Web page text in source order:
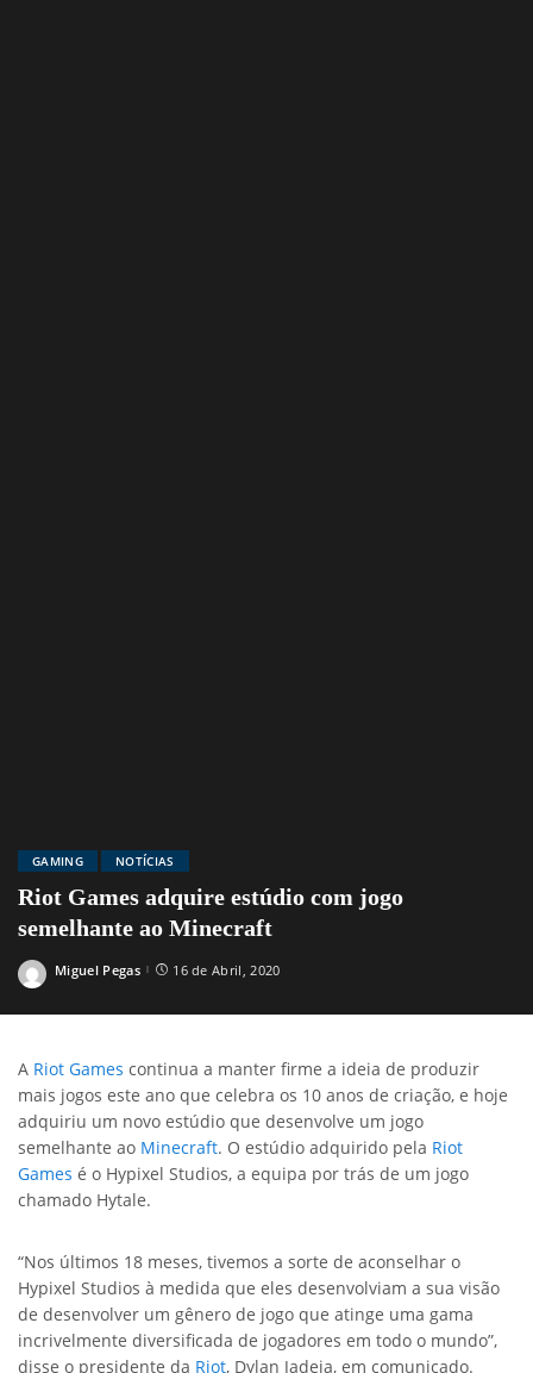
GAMING NOTÍCIAS
Riot Games adquire estúdio com jogo
semelhante ao Minecraft
Posted
Miguel Pegas 16 de Abril, 2020
A Riot Games continua a manter firme a ideia de produzir
mais jogos este ano que celebra os 10 anos de criação, e hoje
adquiriu um novo estúdio que desenvolve um jogo
semelhante ao Minecraft. O estúdio adquirido pela Riot
Games é o Hypixel Studios, a equipa por trás de um jogo
chamado Hytale.
“Nos últimos 18 meses, tivemos a sorte de aconselhar o
Hypixel Studios à medida que eles desenvolviam a sua visão
de desenvolver um gênero de jogo que atinge uma gama
incrivelmente diversificada de jogadores em todo o mundo”,
disse o presidente da Riot, Dylan Jadeja, em comunicado.